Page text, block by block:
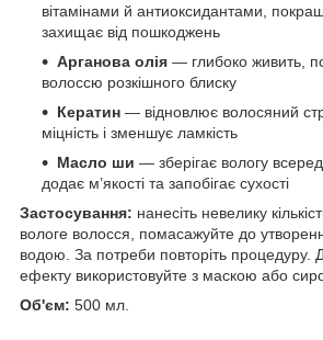
вітамінами й антиоксидантами,
захищає від пошкоджень
Арганова олія — глибоко живить,
волоссю розкішного блиску
Кератин — відновлює волосяний
міцність і зменшує ламкість
Масло ши — зберігає вологу
додає м’якості та запобігає сухості
Застосування: нанесіть невелику
вологе волосся, помасажуйте до
водою. За потреби повторіть процедуру.
ефекту використовуйте з маскою або
Об'єм: 500 мл.